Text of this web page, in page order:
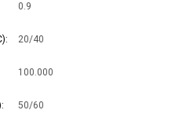
0.9
20/40
100.000
50/60